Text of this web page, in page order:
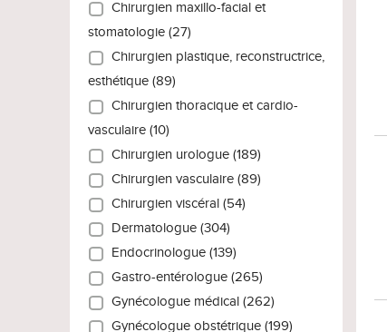
Chirurgien maxillo-facial et
stomatologie (27)
Chirurgien plastique, reconstructrice,
esthétique (89)
Chirurgien thoracique et cardio-
vasculaire (10)
Chirurgien urologue (189)
Chirurgien vasculaire (89)
Chirurgien viscéral (54)
Dermatologue (304)
Endocrinologue (139)
Gastro-entérologue (265)
Gynécologue médical (262)
Gynécologue obstétrique (199)